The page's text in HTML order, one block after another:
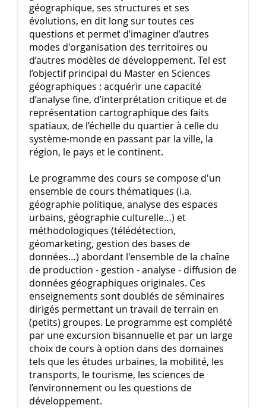
géographique, ses structures et ses
évolutions, en dit long sur toutes ces
questions et permet d’imaginer d’autres
modes d'organisation des territoires ou
d’autres modèles de développement. Tel est
l’objectif principal du Master en Sciences
géographiques : acquérir une capacité
d’analyse fine, d’interprétation critique et de
représentation cartographique des faits
spatiaux, de l’échelle du quartier à celle du
système-monde en passant par la ville, la
région, le pays et le continent.
Le programme des cours se compose d'un
ensemble de cours thématiques (i.a.
géographie politique, analyse des espaces
urbains, géographie culturelle…) et
méthodologiques (télédétection,
géomarketing, gestion des bases de
données…) abordant l'ensemble de la chaîne
de production - gestion - analyse - diffusion de
données géographiques originales. Ces
enseignements sont doublés de séminaires
dirigés permettant un travail de terrain en
(petits) groupes. Le programme est complété
par une excursion bisannuelle et par un large
choix de cours à option dans des domaines
tels que les études urbaines, la mobilité, les
transports, le tourisme, les sciences de
l’environnement ou les questions de
développement.